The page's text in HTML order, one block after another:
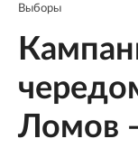
Выборы
Ломов